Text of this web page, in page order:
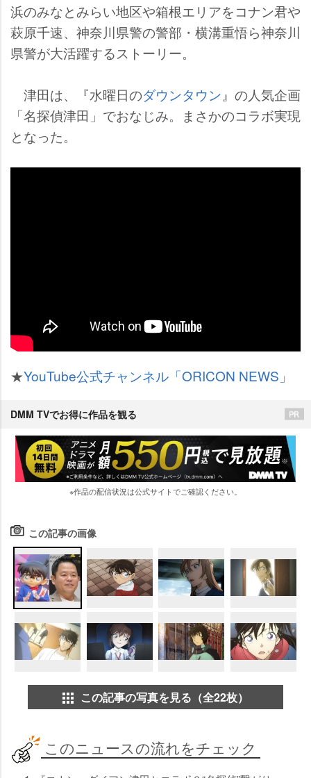
浜のみなとみらい地区や箱根エリアをコナン君
萩原千速、神奈川県警の警部・横溝重悟ら神奈川
県警が大活躍するストーリー。
津田は、『水曜日のダウンタウン 』の人気企画
「名探偵津田」でおなじみ。まさかのコラボ実現
となった。
★YouTube公式チャンネル「ORICON NEWS」
DMM TVでお得に作品を観る
※作品の配信状況は公式サイトでご確認ください。
この記事の画像
この記事の写真を見る（全22枚）
このニュースの流れをチェック